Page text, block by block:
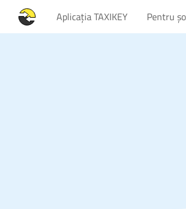
Aplicația TAXIKEY Pentru